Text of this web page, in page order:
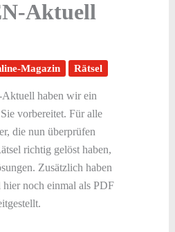
Aktuell
Magazin Rätsel
haben wir ein
vorbereitet. Für alle
die nun überprüfen
richtig gelöst haben,
Zusätzlich haben
noch einmal als PDF